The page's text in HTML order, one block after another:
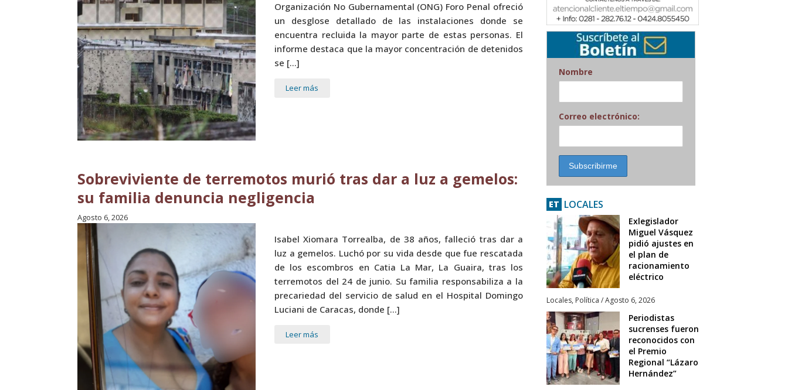
Organización No Gubernamental (ONG) Foro Penal ofreció
un desglose detallado de las instalaciones donde se
encuentra recluida la mayor parte de estas personas. El
informe destaca que la mayor concentración de detenidos
se […]
Leer más
Sobreviviente de terremotos murió tras dar a luz a gemelos:
su familia denuncia negligencia
Agosto 6, 2026
Isabel Xiomara Torrealba, de 38 años, falleció tras dar a
luz a gemelos. Luchó por su vida desde que fue rescatada
de los escombros en Catia La Mar, La Guaira, tras los
terremotos del 24 de junio. Su familia responsabiliza a la
precariedad del servicio de salud en el Hospital Domingo
Luciani de Caracas, donde […]
Leer más
Nombre
Correo electrónico:
ET LOCALES
Exlegislador
Miguel Vásquez
pidió ajustes en
el plan de
racionamiento
eléctrico
Locales, Política /Agosto 6, 2026
Periodistas
sucrenses fueron
reconocidos con
el Premio
Regional “Lázaro
Hernández”